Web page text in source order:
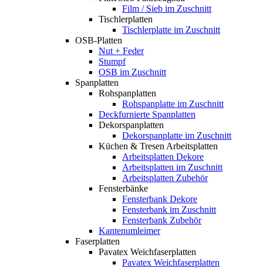
Film / Sieb im Zuschnitt
Tischlerplatten
Tischlerplatte im Zuschnitt
OSB-Platten
Nut + Feder
Stumpf
OSB im Zuschnitt
Spanplatten
Rohspanplatten
Rohspanplatte im Zuschnitt
Deckfurnierte Spanplatten
Dekorspanplatten
Dekorspanplatte im Zuschnitt
Küchen & Tresen Arbeitsplatten
Arbeitsplatten Dekore
Arbeitsplatten im Zuschnitt
Arbeitsplatten Zubehör
Fensterbänke
Fensterbank Dekore
Fensterbank im Zuschnitt
Fensterbank Zubehör
Kantenumleimer
Faserplatten
Pavatex Weichfaserplatten
Pavatex Weichfaserplatten